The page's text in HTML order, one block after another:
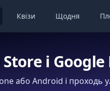
Квізи Щодня
і Google
або Android і проходь